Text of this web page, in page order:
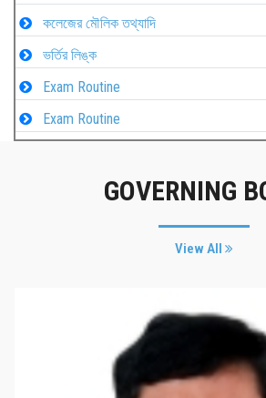
কলেজের মৌলিক তথ্যাদি
ভর্তির লিঙ্ক
Exam Routine
Exam Routine
GOVERNING
View All